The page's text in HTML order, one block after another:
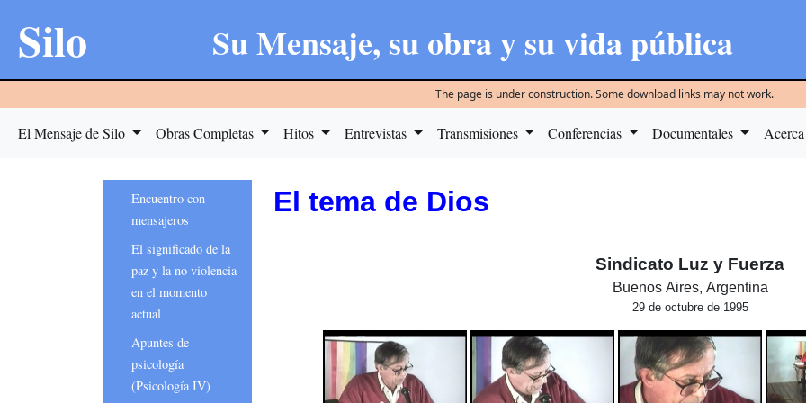
Silo Su Mensaje, su obra y su vida pública
The page is under construction. Some download links may not work.
El Mensaje de Silo Obras Completas Hitos Entrevistas Transmisiones Conferencias Documentales
Encuentro con
mensajeros
El significado de la
paz y la no violencia
en el momento
actual
Apuntes de
psicología
(Psicología IV)
El tema de Dios
Sindicato Luz y Fuerza
Buenos Aires, Argentina
29 de octubre de 1995